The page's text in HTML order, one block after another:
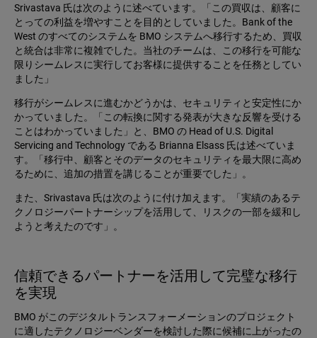
Srivastava 氏は次のように述べています。「この買収は、顧客に
とっての利益を増やすことを目的としていました。Bank of the
West のすべてのシステムを BMO システムへ移行するため、買収
と統合は非常に複雑でした。当社のチームは、この移行を可能な
限りシームレスに実行してお客様に提供することを任務としてい
ました」
移行がシームレスに進むかどうかは、セキュリティと安定性にか
かっていました。「この転換に関する発表が大きな反響を受ける
ことはわかっていました」と、BMO の Head of U.S. Digital
Servicing and Technology である Brianna Elsass 氏は述べていま
す。「移行中、顧客とそのデータのセキュリティを最大限に高め
るために、追加の措置を講じることが重要でした」。
また、Srivastava 氏は次のように付け加えます。「実績のあるテ
クノロジーパートナーシップを活用して、リスクの一部を緩和し
ようと考えたのです」。
信頼できるパートナーを活用して完璧な移行
を実現
BMO がこのデジタルトランスフォーメーションのプロジェクト
に適したテクノロジーベンダーを検討した際に候補に上がったの